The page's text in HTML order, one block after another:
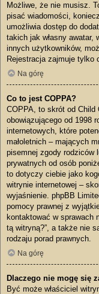
Możliwe, że nie musisz.
pisać wiadomości,
umożliwia dostęp do
takich jak własny awatar,
innych użytkowników,
Rejestracja zajmuje tylko
Na górę
Co to jest COPPA?
COPPA, to skrót od Child
obowiązującego od 1998
internetowych, które
małoletnich – mających
pisemnej zgody rodziców
prywatnych od osób
to dotyczy ciebie jako
witrynie internetowej –
wyjaśnienie. phpBB
pomocy prawnej z
kontaktować w sprawach
tą witryną?”, a także nie
rodzaju porad prawnych.
Na górę
Dlaczego nie mogę się
Być może właściciel